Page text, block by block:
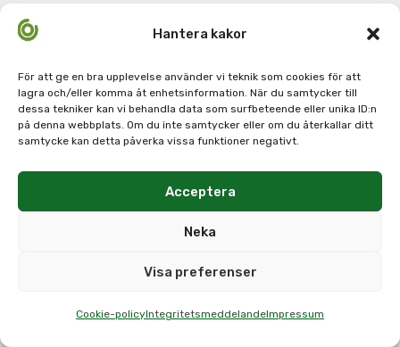
Hantera kakor
För att ge en bra upplevelse använder vi teknik som cookies för att
lagra och/eller komma åt enhetsinformation. När du samtycker till
dessa tekniker kan vi behandla data som surfbeteende eller unika ID:n
på denna webbplats. Om du inte samtycker eller om du återkallar ditt
samtycke kan detta påverka vissa funktioner negativt.
Acceptera
Neka
Visa preferenser
Cookie-policyIntegritetsmeddelandeImpressum